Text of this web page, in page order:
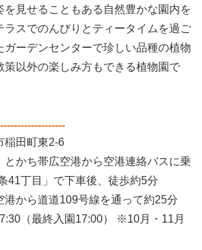
を見せることもある自然豊かな園内を
ラスでのんびりとティータイムを過ご
ガーデンセンターで珍しい品種の植物
策以外の楽しみ方もできる植物園で
稲田町東2-6
とかち帯広空港から空港連絡バスに乗
41丁目」で下車後、徒歩約5分
港から道道109号線を通って約25分
（最終入園17:00） ※10月・11月